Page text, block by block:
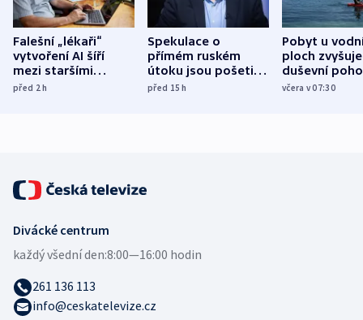
Falešní „lékaři“
vytvoření AI šíří
mezi staršími
Poláky nebezpečné
před 2h
Spekulace o
přímém ruském
útoku jsou pošetilé,
míní estonský
před 15h
Pobyt u
ploch zvyšuje
duševní
ukázala
včera v 07:30
Divácké centrum
každý všední den:8:00—16:00 hodin
261 136 113
info@ceskatelevize.cz